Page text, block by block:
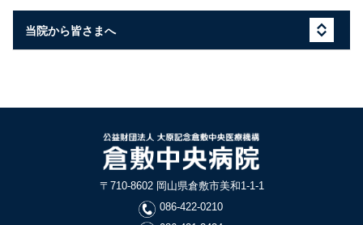
当院から皆さまへ
〒710-8602 岡山県倉敷市美和1-1-1
086-422-0210